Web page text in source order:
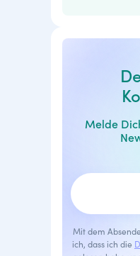
Melde
Mit dem
ich, dass ich die